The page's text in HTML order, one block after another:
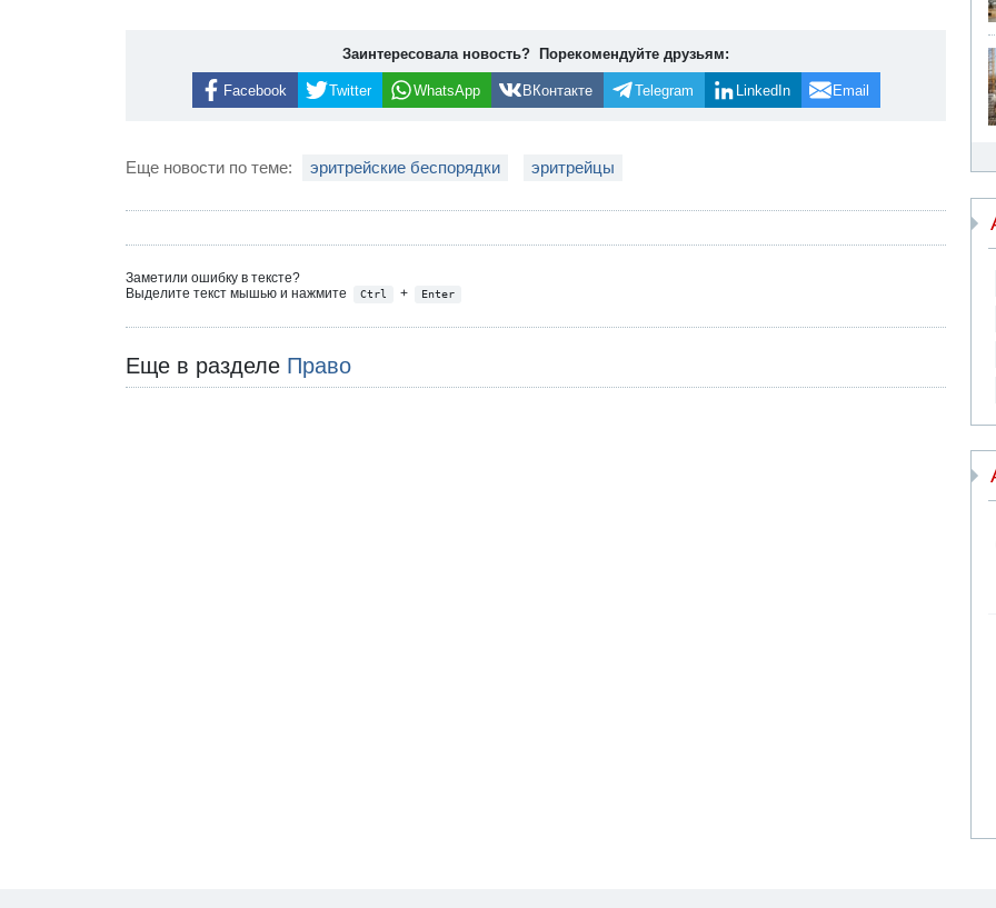
Заинтересовала новость? Порекомендуйте друзьям:
Facebook Twitter WhatsApp ВКонтакте Telegram LinkedIn Email
Еще новости по теме: эритрейские беспорядки эритрейцы
Заметили ошибку в тексте?
Выделите текст мышью и нажмите
Ctrl + Enter
Еще в разделе Право